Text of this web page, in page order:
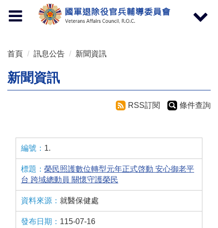
Toggle
navigation
Toggle
首頁 訊息公告 新聞資訊
新聞資訊
RSS訂閱 條件查詢
1.
榮民照護數位轉型元年正式啓動 安心御老平
台 跨域總動員 關懷守護榮民
就醫保健處
115-07-16